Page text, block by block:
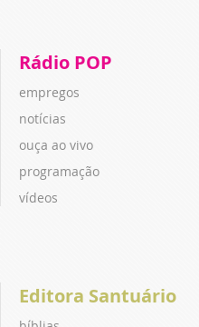
Rádio POP
empregos
notícias
ouça ao vivo
programação
vídeos
Editora Santuário